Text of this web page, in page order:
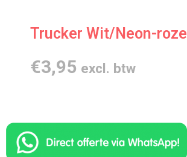
Trucker Wit/Neon-roze
€3,95 excl. btw